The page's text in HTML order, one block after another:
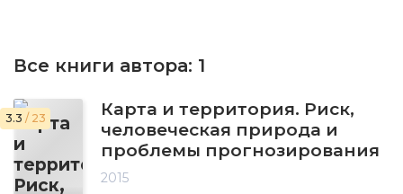
Все книги автора: 1
3.3 / 23
Карта и территория. Риск,
человеческая природа и
проблемы прогнозирования
2015